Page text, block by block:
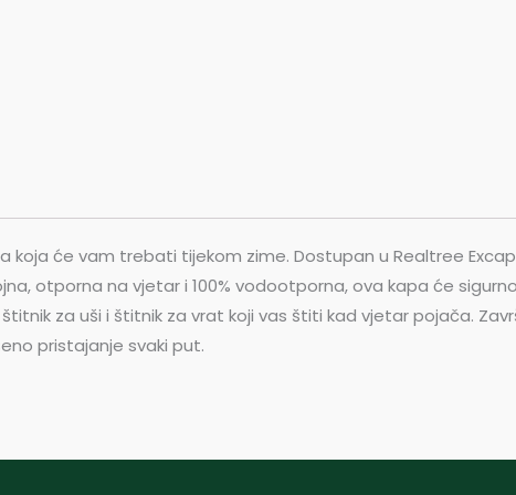
koja će vam trebati tijekom zime. Dostupan u Realtree
otporna na vjetar i 100% vodootporna, ova kapa će
za uši i štitnik za vrat koji vas štiti kad vjetar pojača.
pristajanje svaki put.